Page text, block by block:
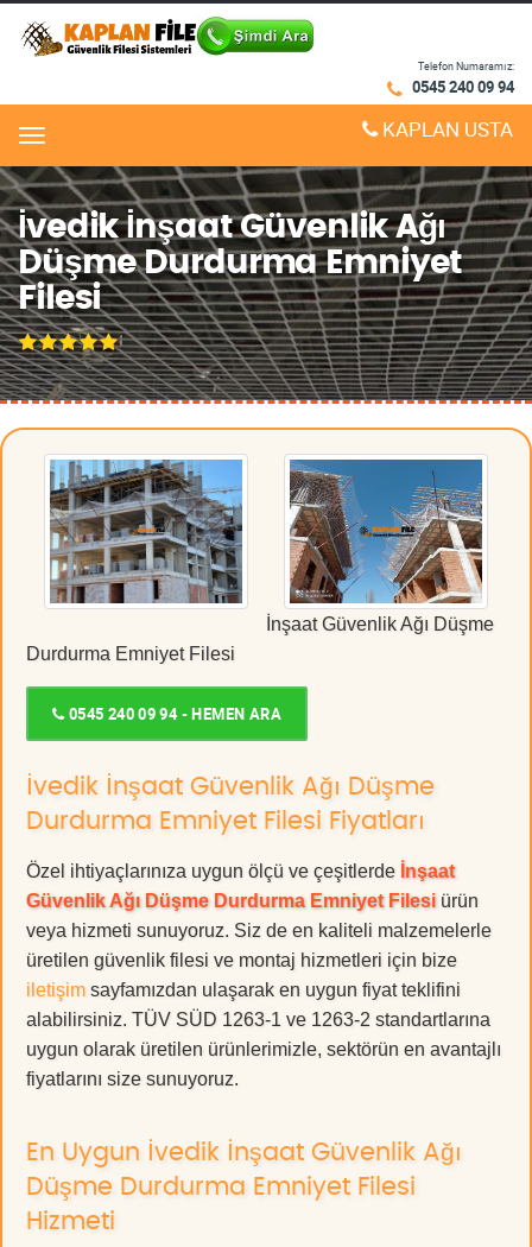
Telefon Numaramız:
0545 240 09 94
Menu KAPLAN USTA
İvedik İnşaat Güvenlik Ağı
Düşme Durdurma Emniyet
Filesi
İnşaat Güvenlik Ağı Düşme
Durdurma Emniyet Filesi
0545 240 09 94 - HEMEN ARA
İvedik İnşaat Güvenlik Ağı Düşme
Durdurma Emniyet Filesi Fiyatları
Özel ihtiyaçlarınıza uygun ölçü ve çeşitlerde İnşaat
Güvenlik Ağı Düşme Durdurma Emniyet Filesi ürün
veya hizmeti sunuyoruz. Siz de en kaliteli malzemelerle
üretilen güvenlik filesi ve montaj hizmetleri için bize
iletişim sayfamızdan ulaşarak en uygun fiyat teklifini
alabilirsiniz. TÜV SÜD 1263-1 ve 1263-2 standartlarına
uygun olarak üretilen ürünlerimizle, sektörün en avantajlı
fiyatlarını size sunuyoruz.
En Uygun İvedik İnşaat Güvenlik Ağı
Düşme Durdurma Emniyet Filesi
Hizmeti